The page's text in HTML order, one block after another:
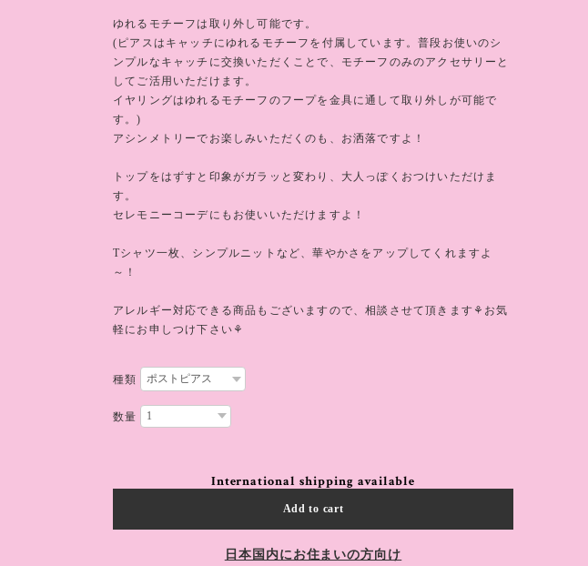
ゆれるモチーフは取り外し可能です。
(ピアスはキャッチにゆれるモチーフを付属しています。普段お使いのシ
ンプルなキャッチに交換いただくことで、モチーフのみのアクセサリーと
してご活用いただけます。
イヤリングはゆれるモチーフのフープを金具に通して取り外しが可能で
す。)
アシンメトリーでお楽しみいただくのも、お洒落ですよ！
トップをはずすと印象がガラッと変わり、大人っぽくおつけいただけま
す。
セレモニーコーデにもお使いいただけますよ！
Tシャツ一枚、シンプルニットなど、華やかさをアップしてくれますよ
～！
アレルギー対応できる商品もございますので、相談させて頂きます⚘お気
軽にお申しつけ下さい⚘
種類
数量
International shipping available
Add to cart
日本国内にお住まいの方向け